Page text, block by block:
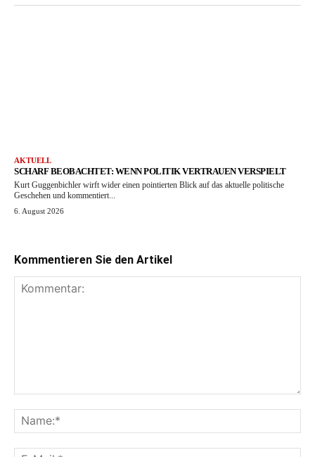
AKTUELL
SCHARF BEOBACHTET: WENN POLITIK VERTRAUEN VERSPIELT
Kurt Guggenbichler wirft wider einen pointierten Blick auf das aktuelle politische
Geschehen und kommentiert...
6. August 2026
Kommentieren Sie den Artikel